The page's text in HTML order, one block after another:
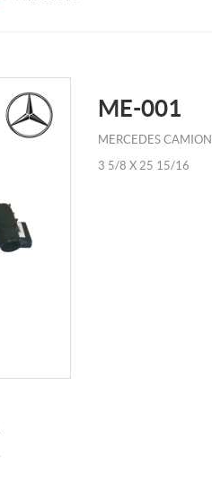
ME-001
MERCEDES CAMION
3 5/8 X 25 15/16